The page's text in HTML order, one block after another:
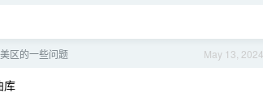
May 13, 2024
区的一些问题
库